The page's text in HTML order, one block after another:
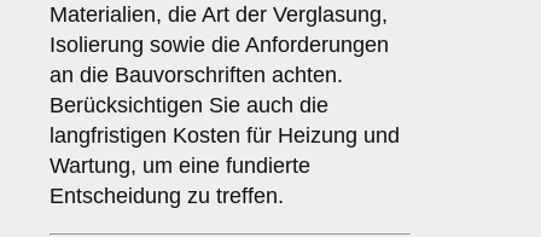
Materialien, die Art der Verglasung,
Isolierung sowie die Anforderungen
an die Bauvorschriften achten.
Berücksichtigen Sie auch die
langfristigen Kosten für Heizung und
Wartung, um eine fundierte
Entscheidung zu treffen.